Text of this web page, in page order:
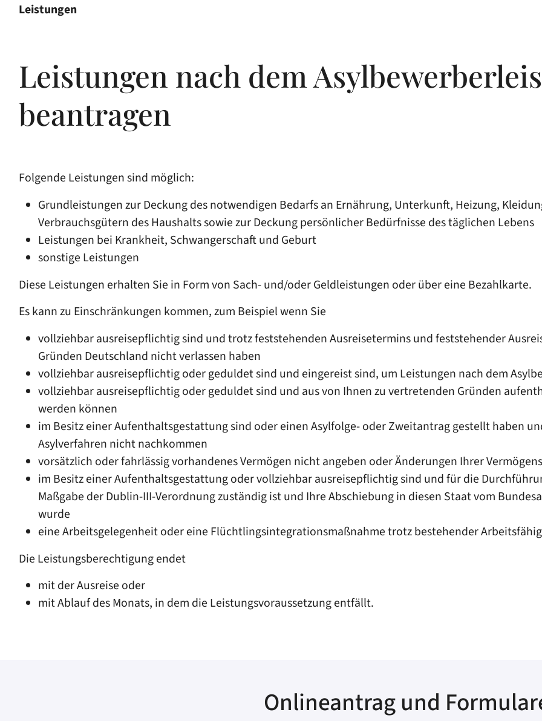
Leistungen
Leistungen nach dem
beantragen
Folgende Leistungen sind möglich:
Grundleistungen zur Deckung des notwendigen Bedarfs an Ernährung, Unterkunft, Heizung,
Verbrauchsgütern des Haushalts sowie zur Deckung persönlicher Bedürfnisse des täglichen Lebens
Leistungen bei Krankheit, Schwangerschaft und Geburt
sonstige Leistungen
Diese Leistungen erhalten Sie in Form von Sach- und/oder Geldleistungen oder über eine Bezahlkarte.
Es kann zu Einschränkungen kommen,zum Beispielwenn Sie
vollziehbar ausreisepflichtig sind und trotz feststehenden Ausreisetermins und feststehender
Gründen Deutschland nicht verlassen haben
vollziehbar ausreisepflichtig oder geduldet sind und eingereist sind, um Leistungen nach dem
vollziehbar ausreisepflichtig oder geduldet sind und aus von Ihnen zu vertretenden Gründen
werden können
im Besitz einer Aufenthaltsgestattung sind oder einen Asylfolge- oder Zweitantrag gestellt haben
Asylverfahren nicht nachkommen
vorsätzlich oder fahrlässig vorhandenes Vermögen nicht angeben oder Änderungen Ihrer
im Besitz einer Aufenthaltsgestattung oder vollziehbar ausreisepflichtig sind und für die
Maßgabe der Dublin-III-Verordnung zuständig ist und Ihre Abschiebung in diesen Staat vom
wurde
eine Arbeitsgelegenheit oder eine Flüchtlingsintegrationsmaßnahme trotz bestehender
Die Leistungsberechtigung endet
mit der Ausreise oder
mit Ablauf des Monats, in dem die Leistungsvoraussetzung entfällt.
Onlineantrag und